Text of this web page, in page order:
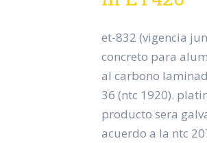
et-832 (vigencia
concreto para
al carbono
36 (ntc 1920).
producto sera
acuerdo a la ntc